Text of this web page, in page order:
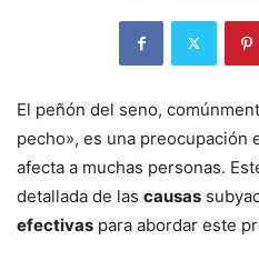
El peñón del seno,
pecho», es una preocupación
afecta a muchas personas.
detallada de las causas
efectivas para abordar este